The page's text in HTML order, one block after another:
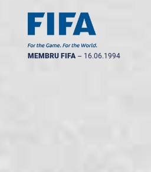
MEMBRU FIFA -- 16.06.1994